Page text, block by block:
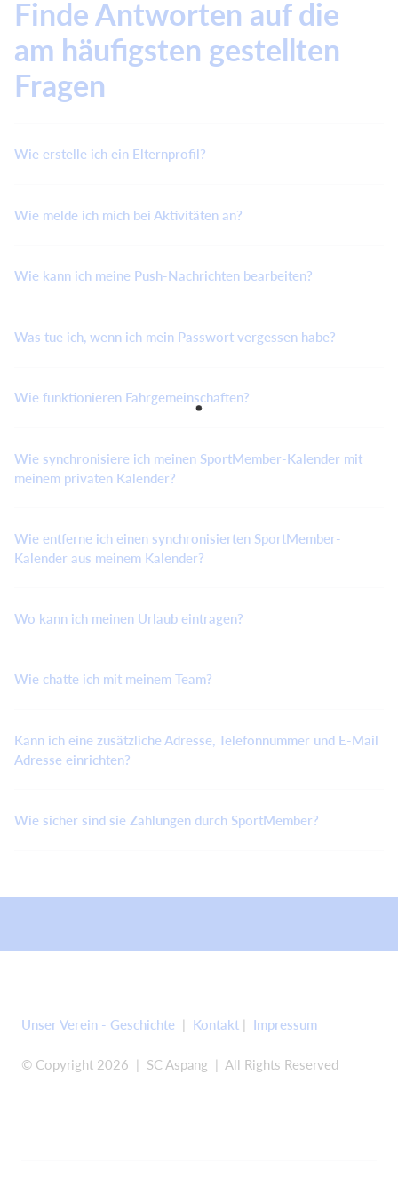
Finde Antworten auf die
am häufigsten gestellten
Fragen
Wie erstelle ich ein Elternprofil?
Wie melde ich mich bei Aktivitäten an?
Wie kann ich meine Push-Nachrichten bearbeiten?
Was tue ich, wenn ich mein Passwort vergessen habe?
Wie funktionieren Fahrgemeinschaften?
Wie synchronisiere ich meinen SportMember-Kalender mit
meinem privaten Kalender?
Wie entferne ich einen synchronisierten SportMember-
Kalender aus meinem Kalender?
Wo kann ich meinen Urlaub eintragen?
Wie chatte ich mit meinem Team?
Kann ich eine zusätzliche Adresse, Telefonnummer und E-Mail
Adresse einrichten?
Wie sicher sind sie Zahlungen durch SportMember?
Unser Verein - Geschichte | Kontakt | Impressum
© Copyright 2026 | SC Aspang | All Rights Reserved